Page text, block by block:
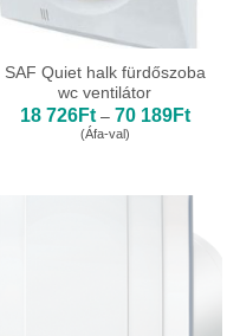
SAF Quiet halk fürdőszoba
wc ventilátor
18 726Ft – 70 189Ft
(Áfa-val)